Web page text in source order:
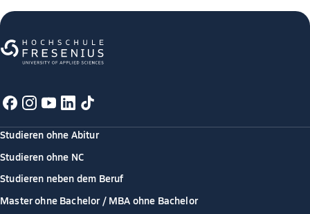
Studieren ohne Abitur
Studieren ohne NC
Studieren neben dem Beruf
Master ohne Bachelor / MBA ohne Bachelor